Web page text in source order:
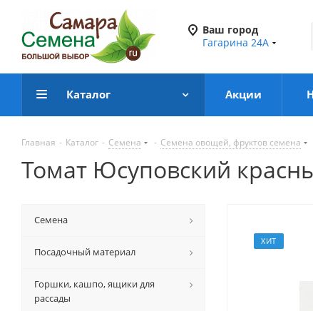
Ваш город
Гагарина 24А
Каталог Акции
Главная - Каталог - Семена - Семена овощей, фруктов семена
Томат Юсуповский
ХИТ
Семена
Посадочный материал
Горшки, кашпо, ящики для
рассады